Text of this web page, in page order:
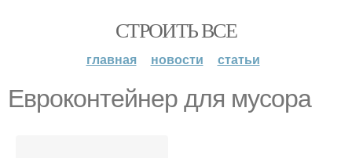
СТРОИТЬ ВСЕ
главная новости статьи
Евроконтейнер для мусора